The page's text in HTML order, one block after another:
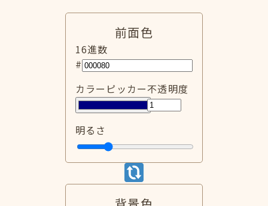
前面色
16進数
#
カラーピッカー不透明度
明るさ